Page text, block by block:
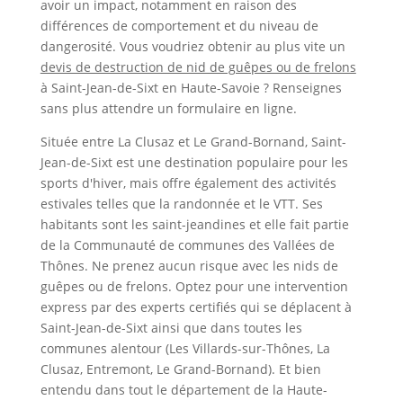
avoir un impact, notamment en raison des
différences de comportement et du niveau de
dangerosité. Vous voudriez obtenir au plus vite un
devis de destruction de nid de guêpes ou de frelons
à Saint-Jean-de-Sixt en Haute-Savoie ? Renseignes
sans plus attendre un formulaire en ligne.
Située entre La Clusaz et Le Grand-Bornand, Saint-
Jean-de-Sixt est une destination populaire pour les
sports d'hiver, mais offre également des activités
estivales telles que la randonnée et le VTT. Ses
habitants sont les saint-jeandines et elle fait partie
de la Communauté de communes des Vallées de
Thônes. Ne prenez aucun risque avec les nids de
guêpes ou de frelons. Optez pour une intervention
express par des experts certifiés qui se déplacent à
Saint-Jean-de-Sixt ainsi que dans toutes les
communes alentour (Les Villards-sur-Thônes, La
Clusaz, Entremont, Le Grand-Bornand). Et bien
entendu dans tout le département de la Haute-